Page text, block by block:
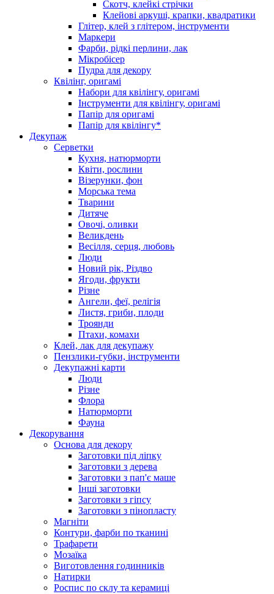
Скотч, клейкі стрічки
Клейові аркуші, крапки, квадратики
Глітер, клей з глітером, інструменти
Маркери
Фарби, рідкі перлини, лак
Мікробісер
Пудра для декору
Квілінг, оригамі
Набори для квілінгу, оригамі
Інструменти для квілінгу, оригамі
Папір для оригамі
Папір для квілінгу*
Декупаж
Серветки
Кухня, натюрморти
Квіти, рослини
Візерунки, фон
Морська тема
Тварини
Дитяче
Овочі, оливки
Великдень
Весілля, серця, любовь
Люди
Новий рік, Різдво
Ягоди, фрукти
Різне
Ангели, феї, релігія
Листя, гриби, плоди
Троянди
Птахи, комахи
Клей, лак для декупажу
Пензлики-губки, інструменти
Декупажні карти
Люди
Різне
Флора
Натюрморти
Фауна
Декорування
Основа для декору
Заготовки під ліпку
Заготовки з дерева
Заготовки з пап'є маше
Інші заготовки
Заготовки з гіпсу
Заготовки з пінопласту
Магніти
Контури, фарби по тканині
Трафарети
Мозаїка
Виготовлення годинників
Натирки
Роспис по склу та керамиці